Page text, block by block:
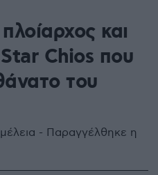
και
Chios που
του
- Παραγγέλθηκε η